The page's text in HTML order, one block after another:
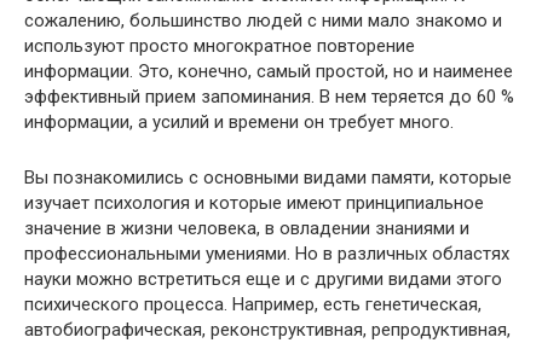
сожалению, большинство людей с ними мало знакомо и
используют просто многократное повторение
информации. Это, конечно, самый простой, но и наименее
эффективный прием запоминания. В нем теряется до 60 %
информации, а усилий и времени он требует много.
Вы познакомились с основными видами памяти, которые
изучает психология и которые имеют принципиальное
значение в жизни человека, в овладении знаниями и
профессиональными умениями. Но в различных областях
науки можно встретиться еще и с другими видами этого
психического процесса. Например, есть генетическая,
автобиографическая, реконструктивная, репродуктивная,